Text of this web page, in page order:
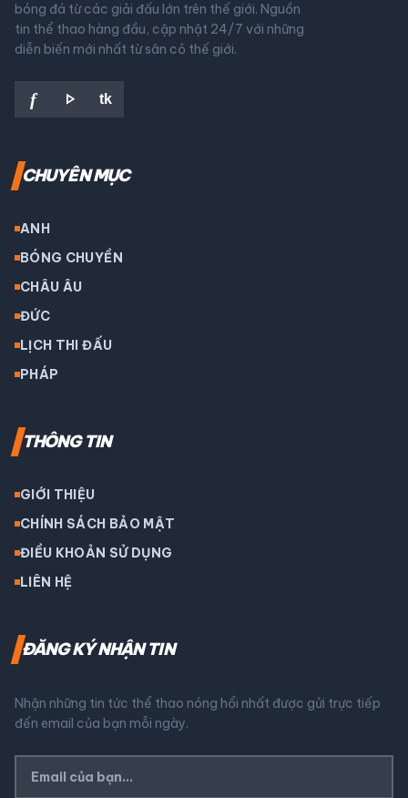
bóng đá từ các giải đấu lớn trên thế giới. Nguồn
tin thể thao hàng đầu, cập nhật 24/7 với những
diễn biến mới nhất từ sân cỏ thế giới.
f play_arrow tk
CHUYÊN MỤC
ANH
BÓNG CHUYỀN
CHÂU ÂU
ĐỨC
LỊCH THI ĐẤU
PHÁP
THÔNG TIN
GIỚI THIỆU
CHÍNH SÁCH BẢO MẬT
ĐIỀU KHOẢN SỬ DỤNG
LIÊN HỆ
ĐĂNG KÝ NHẬN TIN
Nhận những tin tức thể thao nóng hổi nhất được gửi trực tiếp
đến email của bạn mỗi ngày.